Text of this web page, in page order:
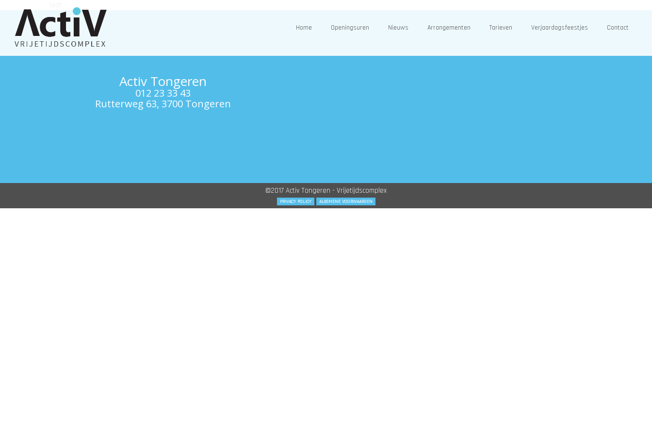
Home Openingsuren Nieuws Arrangementen Tarieven Verjaardagsfeestjes Contact
Activ Tongeren
012 23 33 43
Rutterweg 63, 3700 Tongeren
©2017 Activ Tongeren - Vrijetijdscomplex
PRIVACY POLICY ALGEMENE VOORWAARDEN